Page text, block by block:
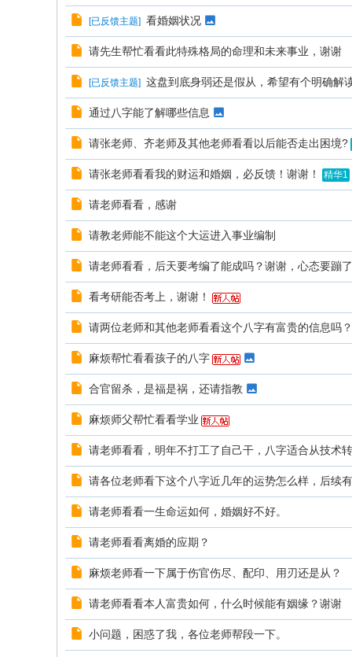
[已反馈主题] 看婚姻状况
请先生帮忙看看此特殊格局的命理和未来事业，谢谢
[已反馈主题] 这盘到底身弱还是假从，希望有个明确解
通过八字能了解哪些信息
请张老师、齐老师及其他老师看看以后能否走出困境?
请张老师看看我的财运和婚姻，必反馈！谢谢！ 精华1
请老师看看，感谢
请教老师能不能这个大运进入事业编制
请老师看看，后天要考编了能成吗？谢谢，心态要蹦了
看考研能否考上，谢谢！
请两位老师和其他老师看看这个八字有富贵的信息吗
麻烦帮忙看看孩子的八字
合官留杀，是福是祸，还请指教
麻烦师父帮忙看看学业
请老师看看，明年不打工了自己干，八字适合从技术转
请各位老师看下这个八字近几年的运势怎么样，后续有
请老师看看一生命运如何，婚姻好不好。
请老师看看离婚的应期？
麻烦老师看一下属于伤官伤尽、配印、用刃还是从？
请老师看看本人富贵如何，什么时候能有姻缘？谢谢
小问题，困惑了我，各位老师帮段一下。